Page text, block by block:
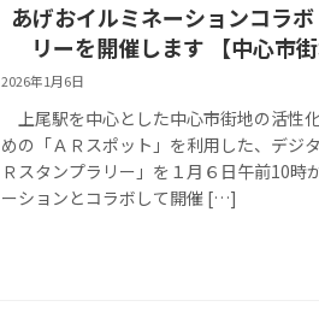
あげおイルミネーションコラ
リーを開催します 【中心市
2026年1月6日
上尾駅を中心とした中心市街地の活性
めの「ＡＲスポット」を利用した、デジ
Ｒスタンプラリー」を１月６日午前10時
ーションとコラボして開催 […]